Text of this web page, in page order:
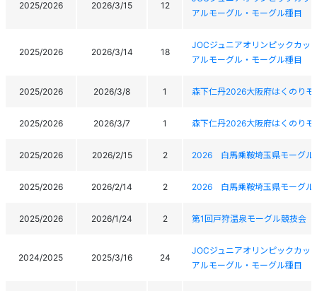
2025/2026 2026/3/15 12
アルモーグル・モーグル種目
2025/2026 2026/3/14 18
JOCジュニアオリンピックカッ
アルモーグル・モーグル種目
2025/2026 2026/3/8 1 森下仁丹2026大阪府はくのりモ
2025/2026 2026/3/7 1 森下仁丹2026大阪府はくのりモ
2025/2026 2026/2/15 2 2026 白馬乗鞍埼玉県モーグ
2025/2026 2026/2/14 2 2026 白馬乗鞍埼玉県モーグ
2025/2026 2026/1/24 2 第1回戸狩温泉モーグル競技会
2024/2025 2025/3/16 24
JOCジュニアオリンピックカッ
アルモーグル・モーグル種目